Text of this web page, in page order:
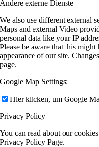
Andere externe Dienste
We also use different external
Maps and external Video
personal data like your IP
Please be aware that this
appearance of our site.
page.
Google Map Settings:
Hier klicken, um Google
Privacy Policy
You can read about our
Privacy Policy Page.